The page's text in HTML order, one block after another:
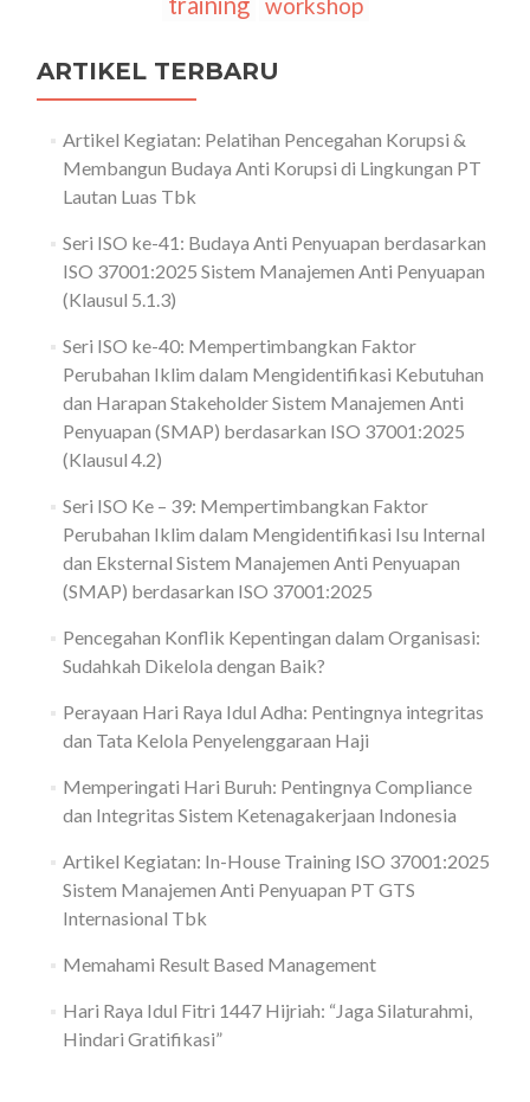
ARTIKEL TERBARU
Artikel Kegiatan: Pelatihan Pencegahan Korupsi &
Membangun Budaya Anti Korupsi di Lingkungan PT
Lautan Luas Tbk
Seri ISO ke-41: Budaya Anti Penyuapan berdasarkan
ISO 37001:2025 Sistem Manajemen Anti Penyuapan
(Klausul 5.1.3)
Seri ISO ke-40: Mempertimbangkan Faktor
Perubahan Iklim dalam Mengidentifikasi Kebutuhan
dan Harapan Stakeholder Sistem Manajemen Anti
Penyuapan (SMAP) berdasarkan ISO 37001:2025
(Klausul 4.2)
Seri ISO Ke – 39: Mempertimbangkan Faktor
Perubahan Iklim dalam Mengidentifikasi Isu Internal
dan Eksternal Sistem Manajemen Anti Penyuapan
(SMAP) berdasarkan ISO 37001:2025
Pencegahan Konflik Kepentingan dalam Organisasi:
Sudahkah Dikelola dengan Baik?
Perayaan Hari Raya Idul Adha: Pentingnya integritas
dan Tata Kelola Penyelenggaraan Haji
Memperingati Hari Buruh: Pentingnya Compliance
dan Integritas Sistem Ketenagakerjaan Indonesia
Artikel Kegiatan: In-House Training ISO 37001:2025
Sistem Manajemen Anti Penyuapan PT GTS
Internasional Tbk
Memahami Result Based Management
Hari Raya Idul Fitri 1447 Hijriah: “Jaga Silaturahmi,
Hindari Gratifikasi”